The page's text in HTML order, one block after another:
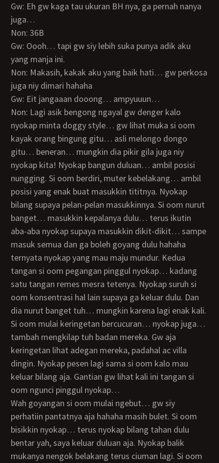
Gw: Eh gw kaga tau ukuran BH nya, ga pernah nanya
juga…
Non: 36B
Gw: Oooh… tapi gw siy lebih suka punya adik aku
yang manja ini.
Non: Makasih, kakak aku yang baik hati… gw perkosa
juga niy dimari hahaha
Gw: Eit jangaaan dooong… ampyuuun…
Non: Lagi asik bengong ngayal gw denger kalo
nyokap minta doggy style… gw lihat muka si oom
kayak orang bingung gitu… asli melongo dongo
gitu… beneran… mungkin dia pikir gila juga niy
nyokap kita! Nyokap bangun duluan… ambil posisi
nungging. Si oom berdiri, muter kebelakang… ambil
posisi yang enak buat masukkin tititnya. Nyokap
bilang supaya pelan-pelan masukkinnya. Si oom nurut
banget… masukkin kepalanya dulu… terus ikutin
aba-aba nyokap supaya masukkin dikit-dikit… sampe
masuk semua dan ga boleh goyang dulu hahaha
ternyata nyokap yang mau maju mundur. Kedua
tangan si oom pegangan pinggul nyokap… kadang
satu tangan remes mesra tetenya. Nyokap suruh si
oom konsentrasi hal lain supaya ga keluar dulu. Dan
dia nurut banget tuh… mungkin karena lagi enak kali.
Si oom mulai keringetan bercucuran… nyokap juga…
tambah mengkilap tuh badan mereka. Gw aja
keringetan lihat adegan mereka, padahal ac villa
dingin. Nyokap pesen lagi sama si oom kalo mau
keluar bilang aja. Gantian gw lihat kali ini tangan si
oom ngunci pinggul nyokap…
Wah goyangan si oom mulai ngebut… gw siy
perhatiin pantatnya aja hahaha masih bulet. Si oom
bisikkin nyokap… terus nyokap bilang tahan dulu
bentar yah, saya keluar duluan aja. Nyokap balik
mukanya nengok belakang terus ciuman lagi. Si oom